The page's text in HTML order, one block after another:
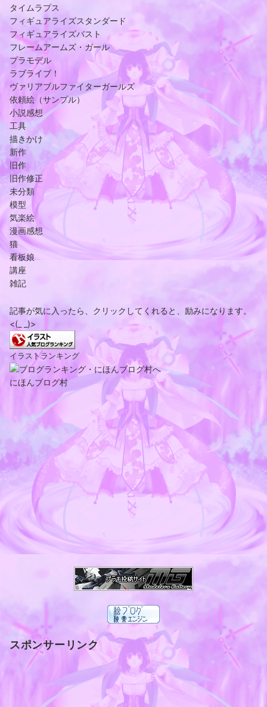
タイムラプス
フィギュアライズスタンダード
フィギュアライズバスト
フレームアームズ・ガール
プラモデル
ラブライブ！
ヴァリアブルファイターガールズ
依頼絵（サンプル）
小説感想
工具
描きかけ
新作
旧作
旧作修正
未分類
模型
気楽絵
漫画感想
猫
看板娘
講座
雑記
記事が気に入ったら、クリックしてくれると、励みになります。
<(_ _)>
イラストランキング
にほんブログ村
スポンサーリンク